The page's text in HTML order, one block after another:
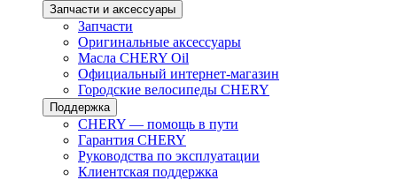
Запчасти и аксессуары
Запчасти
Оригинальные аксессуары
Масла CHERY Oil
Официальный интернет-магазин
Городские велосипеды CHERY
Поддержка
CHERY — помощь в пути
Гарантия CHERY
Руководства по эксплуатации
Клиентская поддержка